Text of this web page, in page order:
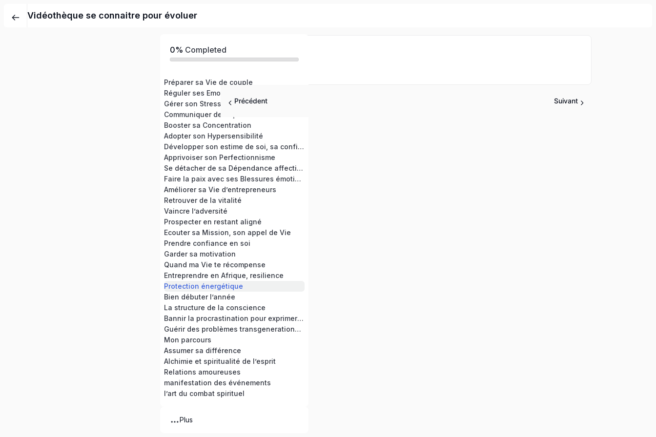
Vidéothèque se connaitre pour évoluer
0% Completed
Préparer sa Vie de couple
Réguler ses Emotions
Gérer son Stress et anxiété
Communiquer de façon bienveillante
Booster sa Concentration
Adopter son Hypersensibilité
Développer son estime de soi, sa confiance en soi
Apprivoiser son Perfectionnisme
Se détacher de sa Dépendance affective
Faire la paix avec ses Blessures émotionnelles
Améliorer sa Vie d’entrepreneurs
Retrouver de la vitalité
Vaincre l’adversité
Prospecter en restant aligné
Ecouter sa Mission, son appel de Vie
Prendre confiance en soi
Garder sa motivation
Quand ma Vie te récompense
Entreprendre en Afrique, resilience
Protection énergétique
Bien débuter l’année
La structure de la conscience
Bannir la procrastination pour exprimer son potentiel
Guérir des problèmes transgenerationnels
Mon parcours
Assumer sa différence
Alchimie et spiritualité de l’esprit
Relations amoureuses
manifestation des événements
l’art du combat spirituel
Plus
Précédent Suivant